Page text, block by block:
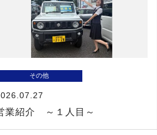
その他
業紹介 ～１人目～